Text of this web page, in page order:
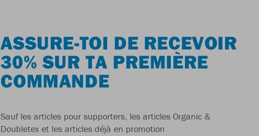
ASSURE-TOI DE RECEVOIR
30% SUR TA PREMIÈRE
COMMANDE
Sauf les articles pour supporters, les articles Organic &
Doubletex et les articles déjà en promotion